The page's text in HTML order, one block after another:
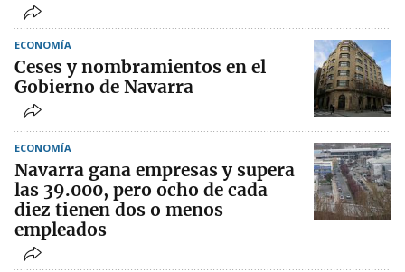
ECONOMÍA
Ceses y nombramientos en el
Gobierno de Navarra
ECONOMÍA
Navarra gana empresas y supera
las 39.000, pero ocho de cada
diez tienen dos o menos
empleados